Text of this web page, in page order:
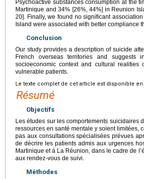
Psychoactive substances consumption at the
Martinique and 34% [26%, 44%] in Reunion
20]. Finally, we found no significant
Island were associated with better compliance
Conclusion
Our study provides a description of suicide
French overseas territories and suggests
socioeconomic context and cultural realities
vulnerable patients.
Le texte complet de cet article est disponible en
Résumé
Objectifs
Les études sur les comportements suicidaires
ressources en santé mentale y soient limitées,
pas aux consultations spécialisées prévues
de décrire les patients admis aux urgences
Martinique et à La Réunion, dans le cadre de
aux rendez-vous de suivi.
Méthodes